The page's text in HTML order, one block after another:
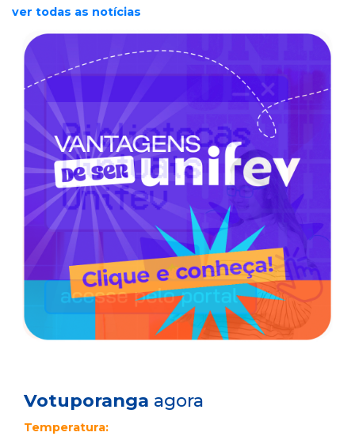
ver todas as notícias
Votuporanga agora
Temperatura: